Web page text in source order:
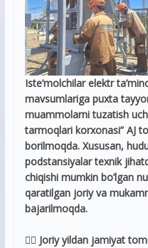
Iste’molchilar elektr
mavsumlariga puxta
muammolarni tuzatish
tarmoqlari korxonasi” AJ
borilmoqda. Xususan,
podstansiyalar texnik
chiqishi mumkin bo’lgan
qaratilgan joriy va
bajarilmoqda.
👷‍♂️ Joriy yildan jamiyat